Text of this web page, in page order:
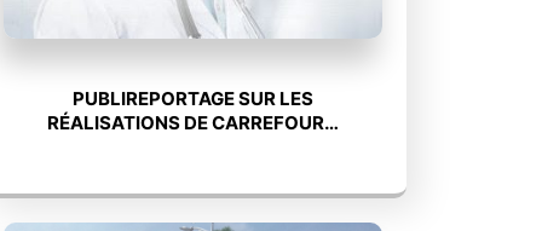
PUBLIREPORTAGE SUR LES
RÉALISATIONS DE CARREFOUR…